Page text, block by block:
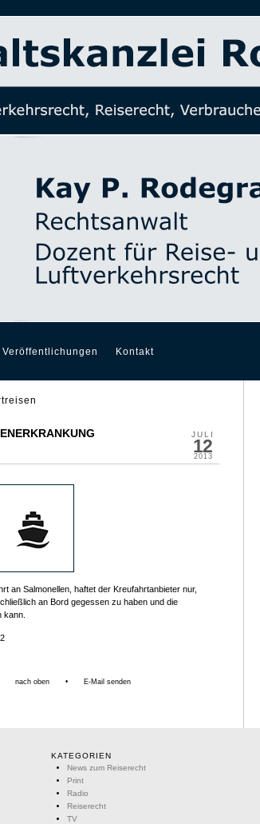
Veröffentlichungen Kontakt
JULI
12
2013
an Salmonellen, haftet der Kreufahrtanbieter nur,
an Bord gegessen zu haben und die
kann.
nach oben • E-Mail senden
KATEGORIEN
News zum Reiserecht
Print
Radio
Reiserecht
TV